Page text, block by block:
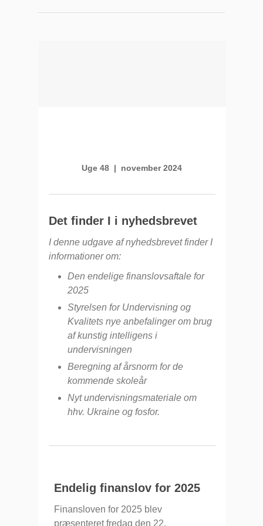
Uge 48 | november 2024
Det finder I i nyhedsbrevet
I denne udgave af nyhedsbrevet finder I
informationer om:
Den endelige finanslovsaftale for
2025
Styrelsen for Undervisning og
Kvalitets nye anbefalinger om brug
af kunstig intelligens i
undervisningen
Beregning af årsnorm for de
kommende skoleår
Nyt undervisningsmateriale om
hhv. Ukraine og fosfor.
Endelig finanslov for 2025
Finansloven for 2025 blev
præsenteret fredag den 22.